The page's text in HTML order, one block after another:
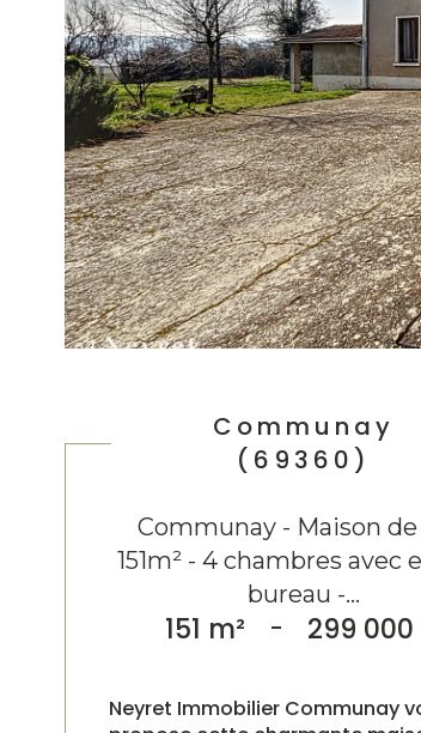
Communay
(69360)
Communay - Maison
151m² - 4 chambres avec
bureau -...
151 m² - 299
Neyret Immobilier Communay